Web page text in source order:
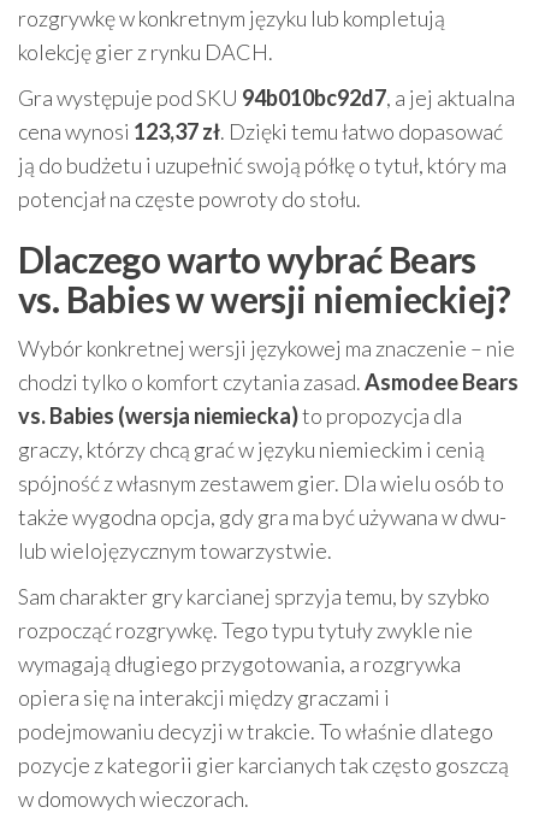
rozgrywkę w konkretnym języku lub kompletują
kolekcję gier z rynku DACH.
Gra występuje pod SKU 94b010bc92d7, a jej aktualna
cena wynosi 123,37 zł. Dzięki temu łatwo dopasować
ją do budżetu i uzupełnić swoją półkę o tytuł, który ma
potencjał na częste powroty do stołu.
Dlaczego warto wybrać Bears
vs. Babies w wersji niemieckiej?
Wybór konkretnej wersji językowej ma znaczenie – nie
chodzi tylko o komfort czytania zasad.Asmodee Bears
vs. Babies (wersja niemiecka)to propozycja dla
graczy, którzy chcą grać w języku niemieckim i cenią
spójność z własnym zestawem gier. Dla wielu osób to
także wygodna opcja, gdy gra ma być używana w dwu-
lub wielojęzycznym towarzystwie.
Sam charakter gry karcianej sprzyja temu, by szybko
rozpocząć rozgrywkę. Tego typu tytuły zwykle nie
wymagają długiego przygotowania, a rozgrywka
opiera się na interakcji między graczami i
podejmowaniu decyzji w trakcie. To właśnie dlatego
pozycje z kategorii gier karcianych tak często goszczą
w domowych wieczorach.